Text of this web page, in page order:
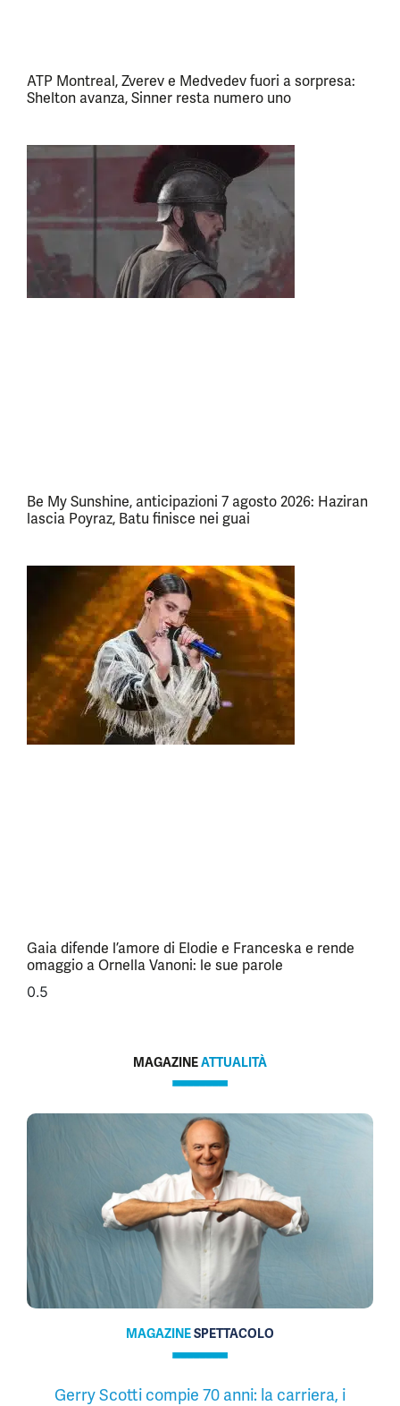
ATP Montreal, Zverev e Medvedev fuori a sorpresa:
Shelton avanza, Sinner resta numero uno
Be My Sunshine, anticipazioni 7 agosto 2026: Haziran
lascia Poyraz, Batu finisce nei guai
Gaia difende l’amore di Elodie e Franceska e rende
omaggio a Ornella Vanoni: le sue parole
MAGAZINEATTUALITÀ
MAGAZINESPETTACOLO
Gerry Scotti compie 70 anni: la carriera, i